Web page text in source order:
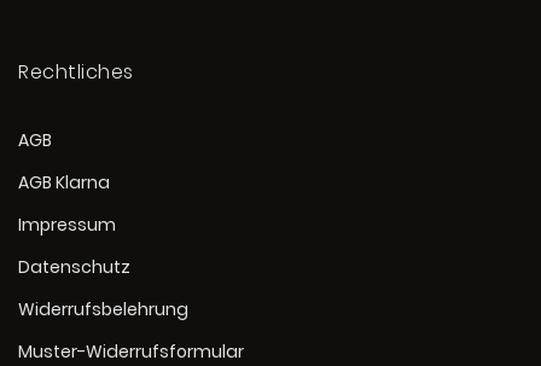
Rechtliches
AGB
AGB Klarna
Impressum
Datenschutz
Widerrufsbelehrung
Muster-Widerrufsformular